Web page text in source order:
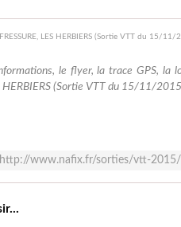
le flyer, la trace GPS, la
HERBIERS (Sortie VTT du 15/11/
http://www.nafix.fr/sorties/vtt-2015/